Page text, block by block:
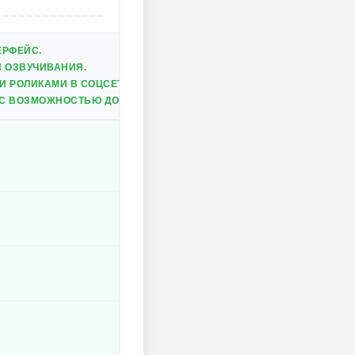
В СОЦСЕТЯХ.
ВОЗМОЖНОСТЬЮ ДОБАВЛЕНИЯ ЮМОРА.